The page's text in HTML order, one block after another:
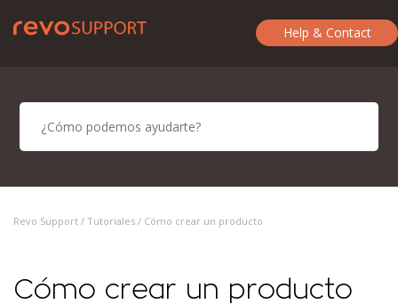
Help & Contact
Revo Support / Tutoriales / Cómo crear un producto
Cómo crear un producto